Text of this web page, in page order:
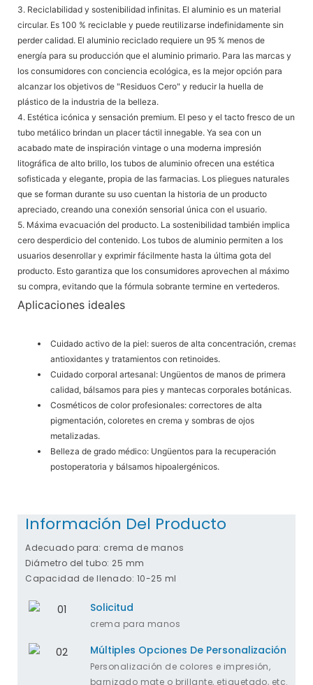
3. Reciclabilidad y sostenibilidad infinitas. El aluminio es un material
circular. Es 100 % reciclable y puede reutilizarse indefinidamente sin
perder calidad. El aluminio reciclado requiere un 95 % menos de
energía para su producción que el aluminio primario. Para las marcas y
los consumidores con conciencia ecológica, es la mejor opción para
alcanzar los objetivos de "Residuos Cero" y reducir la huella de
plástico de la industria de la belleza.
4. Estética icónica y sensación premium. El peso y el tacto fresco de un
tubo metálico brindan un placer táctil innegable. Ya sea con un
acabado mate de inspiración vintage o una moderna impresión
litográfica de alto brillo, los tubos de aluminio ofrecen una estética
sofisticada y elegante, propia de las farmacias. Los pliegues naturales
que se forman durante su uso cuentan la historia de un producto
apreciado, creando una conexión sensorial única con el usuario.
5. Máxima evacuación del producto. La sostenibilidad también implica
cero desperdicio del contenido. Los tubos de aluminio permiten a los
usuarios desenrollar y exprimir fácilmente hasta la última gota del
producto. Esto garantiza que los consumidores aprovechen al máximo
su compra, evitando que la fórmula sobrante termine en vertederos.
Aplicaciones ideales
Cuidado activo de la piel:sueros de alta concentración, cremas
antioxidantes y tratamientos con retinoides.
Cuidado corporal artesanal:Ungüentos de manos de primera
calidad, bálsamos para pies y mantecas corporales botánicas.
Cosméticos de color profesionales:correctores de alta
pigmentación, coloretes en crema y sombras de ojos
metalizadas.
Belleza de grado médico:Ungüentos para la recuperación
postoperatoria y bálsamos hipoalergénicos.
Información Del Producto
Adecuado para: crema de manos
Diámetro del tubo: 25 mm
Capacidad de llenado: 10-25 ml
Solicitud
crema para manos
Múltiples Opciones De Personalización
Personalización de colores e impresión,
barnizado mate o brillante, etiquetado, etc.